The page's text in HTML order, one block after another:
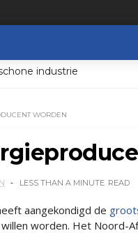
industrie
WORDEN
LESS THAN A MINUTE READ
aangekondigd de
worden. Het Noord-